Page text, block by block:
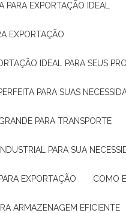
PARA EXPORTAÇÃO IDEAL
EXPORTAÇÃO
IDEAL PARA SEUS
PARA SUAS
PARA TRANSPORTE
PARA SUA
EXPORTAÇÃO COMO
ARMAZENAGEM EFICIENTE